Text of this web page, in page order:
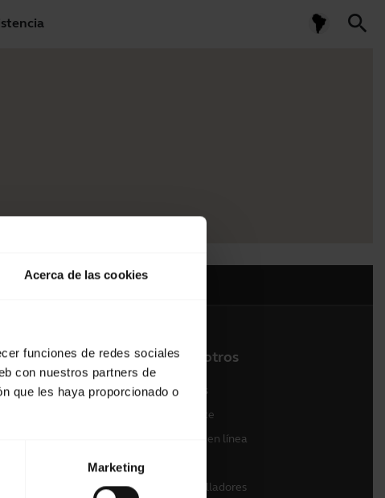
Acerca de las cookies
funciones de redes sociales
con nuestros partners de
que les haya proporcionado o
Marketing
search
Contacte con nosotros
Contactar con ventas
Contactar con Soporte
Soporte para tiendas en línea
Registre su producto
Programa de desarrolladores